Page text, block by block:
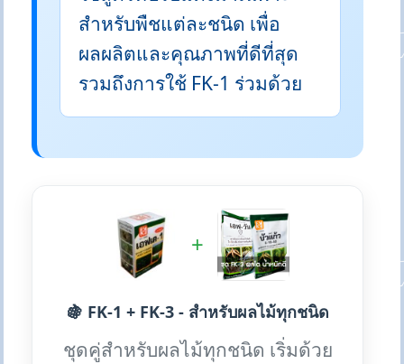
สำหรับพืชแต่ละชนิด เพื่อ
ผลผลิตและคุณภาพที่ดีที่สุด
รวมถึงการใช้ FK-1 ร่วมด้วย
+
🍇 FK-1 + FK-3 - สำหรับผลไม้ทุกชนิด
ชุดคู่สำหรับผลไม้ทุกชนิด เริ่มด้วย